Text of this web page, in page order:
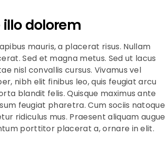
dolorem
mauris, a placerat risus. Nullam
Sed et magna metus. Sed ut lacus
nisl convallis cursus. Vivamus vel
nibh elit finibus leo, quis feugiat arcu
blandit felis. Quisque maximus ante
feugiat pharetra. Cum sociis natoque
ridiculus mus. Praesent aliquam augue
porttitor placerat a, ornare in elit.